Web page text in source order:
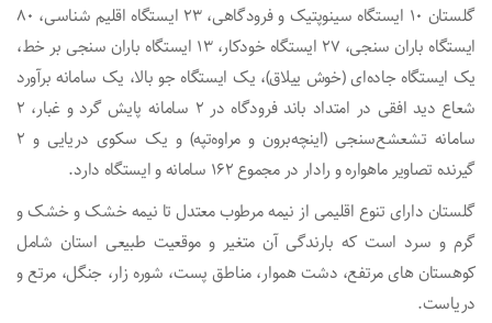
گلستان ۱۰ ایستگاه سینوپتیک و فرودگاهی، ۲۳ ایستگاه اقلیم شناسی، ۸۰
ایستگاه باران سنجی، ۲۷ ایستگاه خودکار، ۱۳ ایستگاه باران سنجی بر خط،
یک ایستگاه جاده‌ای (خوش ییلاق)، یک ایستگاه جو بالا، یک سامانه برآورد
شعاع دید افقی در امتداد باند فرودگاه در ۲ سامانه پایش گرد و غبار، ۲
سامانه تشعشع‌سنجی (اینچه‌برون و مراوه‌تپه) و یک سکوی دریایی و ۲
گیرنده تصاویر ماهواره و رادار در مجموع ۱۶۲ سامانه و ایستگاه دارد.
گلستان دارای تنوع اقلیمی از نیمه مرطوب معتدل تا نیمه خشک و خشک و
گرم و سرد است که بارندگی آن متغیر و موقعیت طبیعی استان شامل
کوهستان های مرتفع، دشت هموار، مناطق پست، شوره زار، جنگل، مرتع و
دریاست.